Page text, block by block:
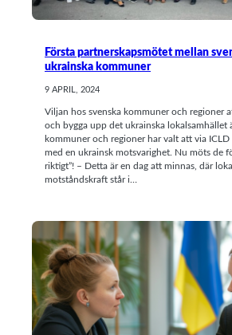
Första partnerskapsmötet mellan
ukrainska kommuner
9 APRIL, 2024
Viljan hos svenska kommuner och regioner
och bygga upp det ukrainska lokalsamhället
kommuner och regioner har valt att via
med en ukrainsk motsvarighet. Nu möts de
riktigt”! – Detta är en dag att minnas, där
motståndskraft står i…